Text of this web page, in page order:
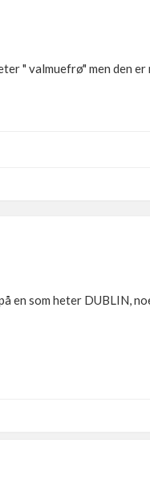
" valmuefrø" men den
en som heter DUBLIN,